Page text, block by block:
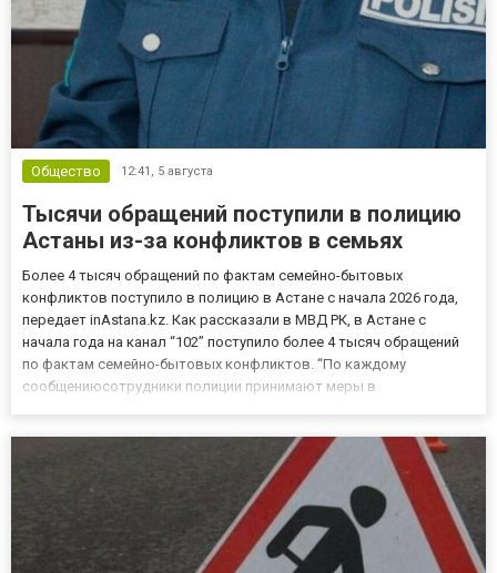
Общество 12:41, 5 августа
Тысячи обращений поступили в полицию
Астаны из-за конфликтов в семьях
Более 4 тысяч обращений по фактам семейно-бытовых
конфликтов поступило в полицию в Астане с начала 2026 года,
передает inAstana.kz. Как рассказали в МВД РК, в Астане с
начала года на канал “102” поступило более 4 тысяч обращений
по фактам семейно-бытовых конфликтов. “По каждому
сообщениюсотрудники полиции принимают меры в